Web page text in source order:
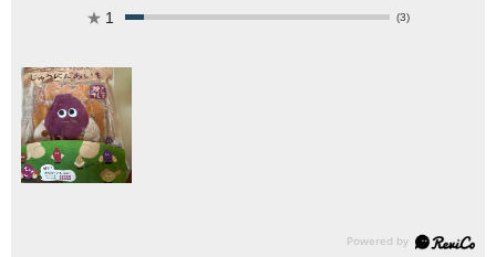
★ 1 (3)